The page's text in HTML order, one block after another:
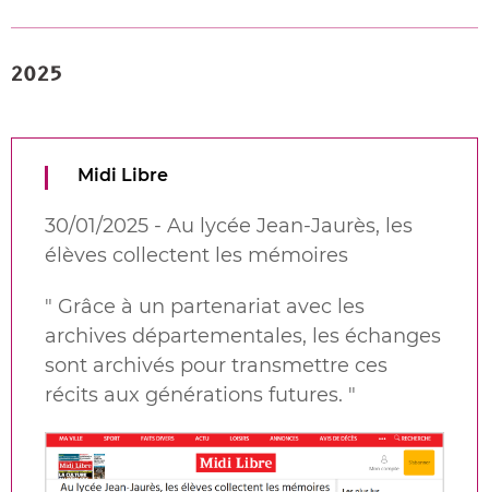
2025
Midi Libre
30/01/2025 - Au lycée Jean-Jaurès, les
élèves collectent les mémoires
" Grâce à un partenariat avec les
archives départementales, les échanges
sont archivés pour transmettre ces
récits aux générations futures. "